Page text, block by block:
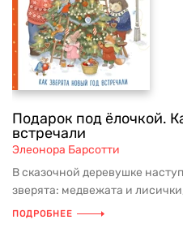
Подарок под ёлочкой.
встречали
Элеонора Барсотти
В сказочной деревушке
зверята: медвежата и
ПОДРОБНЕЕ